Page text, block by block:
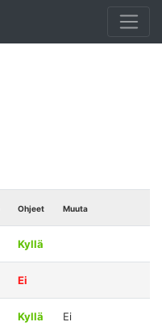
Ohjeet Muuta
Kyllä
Ei
Kyllä
Ei